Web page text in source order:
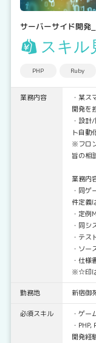
サーバーサイド開発
スキル
PHP Ruby
業務内容
・某
開発を
・設
ト自動
※フロ
旨の相
業務内
・同
件定義
・定例
・同
・テ
・ソ
・仕様
※☆印
勤務地 新宿御
必須スキル
・ゲ
・
開発経